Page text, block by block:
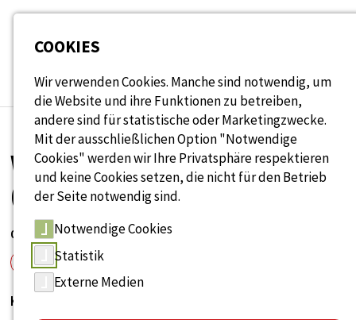
Seitenbereiche:
WIFO FEHLZEITENREPORT
(2026)
08. Juni 2026
Studien & Berichte
Krankheits- und unfallbedingte Fehlzeiten in Österreich
COOKIES
Wir verwenden Cookies. Manche sind notwendig, um
die Website und ihre Funktionen zu betreiben,
andere sind für statistische oder Marketingzwecke.
Mit der ausschließlichen Option "Notwendige
Cookies" werden wir Ihre Privatsphäre respektieren
und keine Cookies setzen, die nicht für den Betrieb
der Seite notwendig sind.
Notwendige Cookies
Statistik
Externe Medien